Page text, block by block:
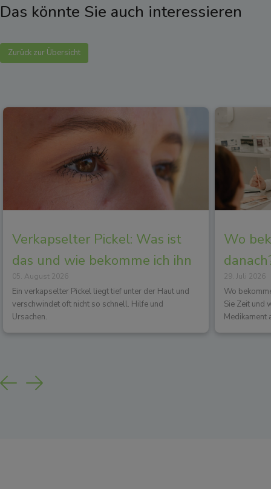
Das könnte Sie auch interessieren
Zurück zur Übersicht
Verkapselter Pickel: Was ist
das und wie bekomme ich ihn
los?
05. August 2026
Ein verkapselter Pickel liegt tief unter der Haut und
verschwindet oft nicht so schnell. Hilfe und
Ursachen.
Wo
29. Juli 2026
Wo
Sie Zeit und
Medikament
Previous
Next